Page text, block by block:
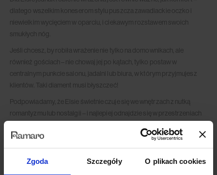
Zgoda Szczegóły O plikach cookies
dlatego wszelkim koneserom stylu puszcza zawadiackie oczko i
niewielkim wycięciem w oparciu, i ciekawym rozstawem swoich
smukłych nóg.
Jeśli chcesz, by robiła wrażenie nie tylko na domownikach, ale
również gościach – nie chowaj jej po kątach, tylko postaw w
centralnym punkcie salonu, jadalni lub biura, w którym przyjmujesz
klientów. Taki diament musi błyszczeć!
Podpowiadamy, że Elsie świetnie czuje się we wnętrzach z nutką
romantyzmu lub nostalgii – i najlepiej odnajdzie się w przestrzeniach
skandynawskim, a nawet minimalistycznym.